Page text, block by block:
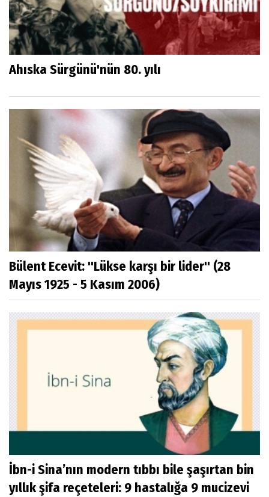
Ahıska Sürgünü'nün 80. yılı
Bülent Ecevit: ''Lükse karşı bir lider'' (28
Mayıs 1925 - 5 Kasım 2006)
İbn-i Sina’nın modern tıbbı bile şaşırtan bin
yıllık şifa reçeteleri: 9 hastalığa 9 mucizevi